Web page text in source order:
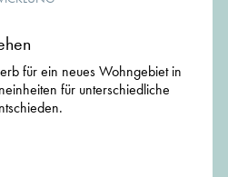
für ein neues Wohngebiet in
für unterschiedliche